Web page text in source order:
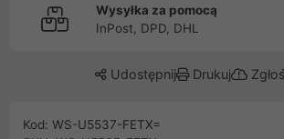
Wysyłka za pomocą
InPost, DPD, DHL
Udostępnij Drukuj
Kod: WS-U5537-FETX=